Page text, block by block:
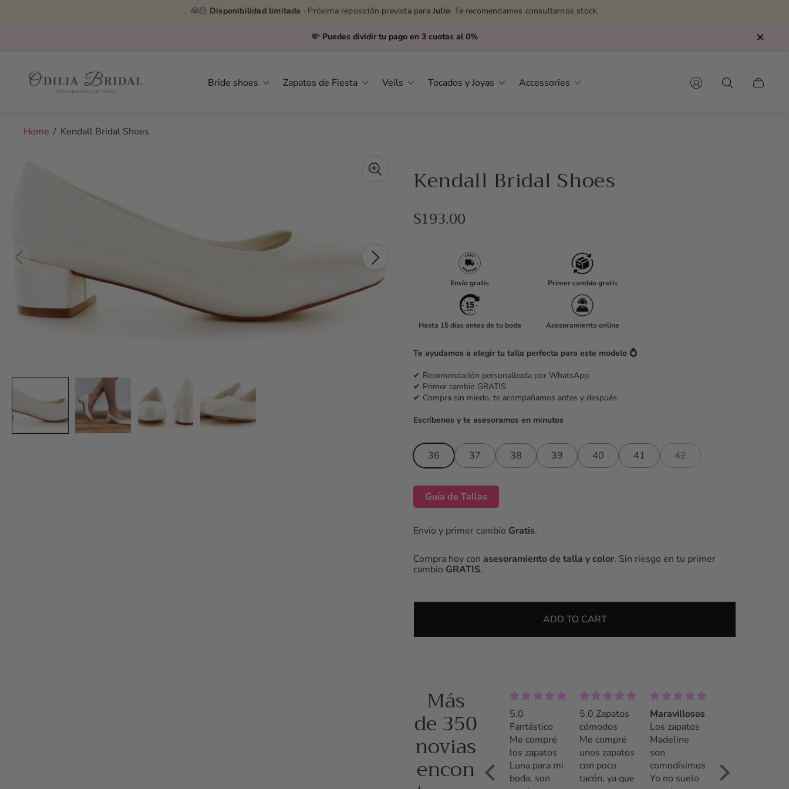
👰🏻 Disponibilidad limitada · Próxima reposición prevista para Julio· Te recomendamos consultarnos stock.
💸 Puedes dividir tu pago en 3 cuotas al 0%
Store
logo"
Bride shoes Zapatos de Fiesta Veils Tocados y Joyas Accessories
Cart
Home / Kendall Bridal Shoes
Kendall Bridal Shoes
R
p
r
i
c
$193.00
Envío gratis Primer cambio gratis
Hasta 15 días antes de tu boda Asesoramiento online
Te ayudamos a elegir tu talla perfecta para este modelo 💍
✔ Recomendación personalizada por WhatsApp
✔ Primer cambio GRATIS
✔ Compra sin miedo, te acompañamos antes y después
Escríbenos y te asesoramos en minutos
36 37 38 39 40 41 42
Guía de Tallas
Envío y primer cambio Gratis.
Compra hoy con asesoramiento de talla y color. Sin riesgo en tu primer
cambio GRATIS.
ADD TO CART
Más
de 350
novias
encon
preciosos y
día entero y
5.0
Fantástico
Me compré
los zapatos
Luna para mi
boda, son
5.0 Zapatos
cómodos
Me compré
unos zapatos
con poco
tacón, ya que
Maravillosos!!
Los zapatos
Madeline
son
comodísimos!
Yo no suelo
¡La mejor
opción!
Recomendable
100%. El
trato fue
insuperable.